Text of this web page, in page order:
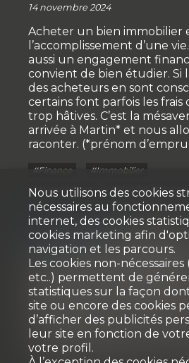
14 novembre 2024
Acheter un bien immobilier
l’accomplissement d’une vie.
aussi un engagement
convient de bien étudier. Si
des acheteurs en sont
certains font parfois les frais
trop hâtives. C’est la
arrivée à Martin* et nous
raconter. (*prénom
#Finance
#Immobilier
#Hypothèque
#Marché
Nous utilisons des cookies
nécessaires au
internet, des cookies
cookies marketing afin
navigation et les parcours.
Les cookies non-
etc..) permettent de
statistiques sur la façon
site ou encore des cookies
d’afficher des publicités
leur site en fonction de
votre profil.